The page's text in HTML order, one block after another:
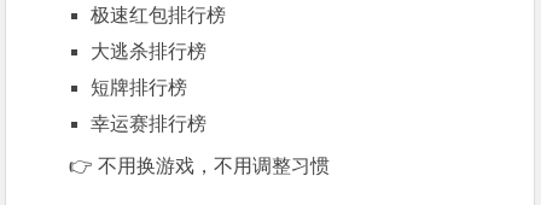
极速红包排行榜
大逃杀排行榜
短牌排行榜
幸运赛排行榜
👉 不用换游戏，不用调整习惯